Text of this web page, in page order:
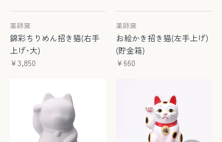
薬師窯
錦彩ちりめん招き猫(右手
上げ･大)
¥3,850
薬師窯
お絵かき招き猫(左手上げ)
(貯金箱)
¥660